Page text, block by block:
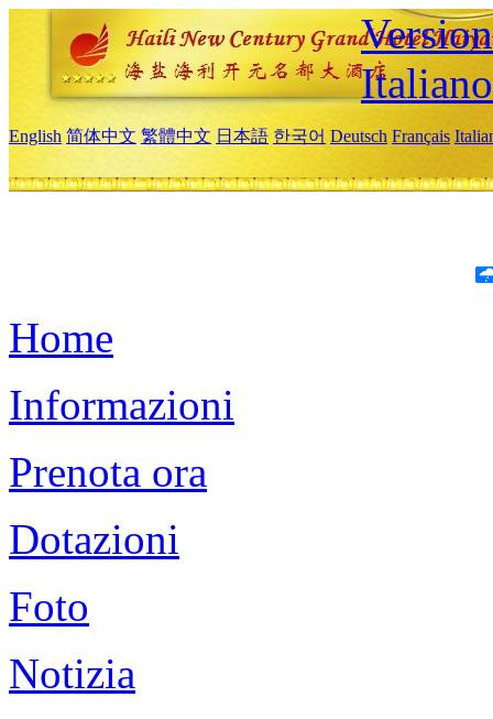
Italiano
English 简体中文 繁體中文 日本語 한국어 Deutsch Français
Home
Informazioni
Prenota ora
Dotazioni
Foto
Notizia